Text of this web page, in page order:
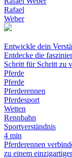
Rafael
Weber
Entwickle dein
Entdecke die
Schritt für Schritt zu
Pferde
Pferde
Pferderennen
Pferdesport
Wetten
Rennbahn
Sportverständnis
4 min
Pferderennen
zu einem